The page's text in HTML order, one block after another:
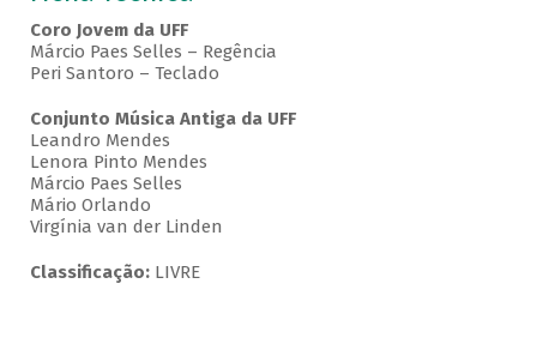
Coro Jovem da UFF
Márcio Paes Selles – Regência
Peri Santoro – Teclado
Conjunto Música Antiga da UFF
Leandro Mendes
Lenora Pinto Mendes
Márcio Paes Selles
Mário Orlando
Virgínia van der Linden
Classificação:LIVRE